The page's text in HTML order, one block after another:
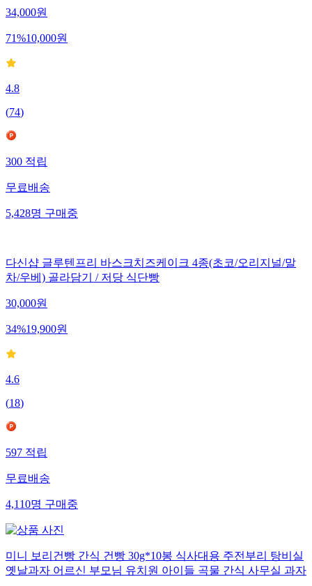
34,000원
71%10,000원
4.8
(74)
300적립
무료배송
5,428명구매중
다신샵 글루텐프리 바스크치즈케이크 4종(초코/오리지널/말
차/우베) 골라담기 / 저당 식단빵
30,000원
34%19,900원
4.6
(18)
597적립
무료배송
4,110명구매중
미니 보리건빵 간식 건빵 30g*10봉 식사대용 주전부리 탕비실
옛날과자 어르신 부모님 유치원 아이들 곡물 간식 사무실 과자